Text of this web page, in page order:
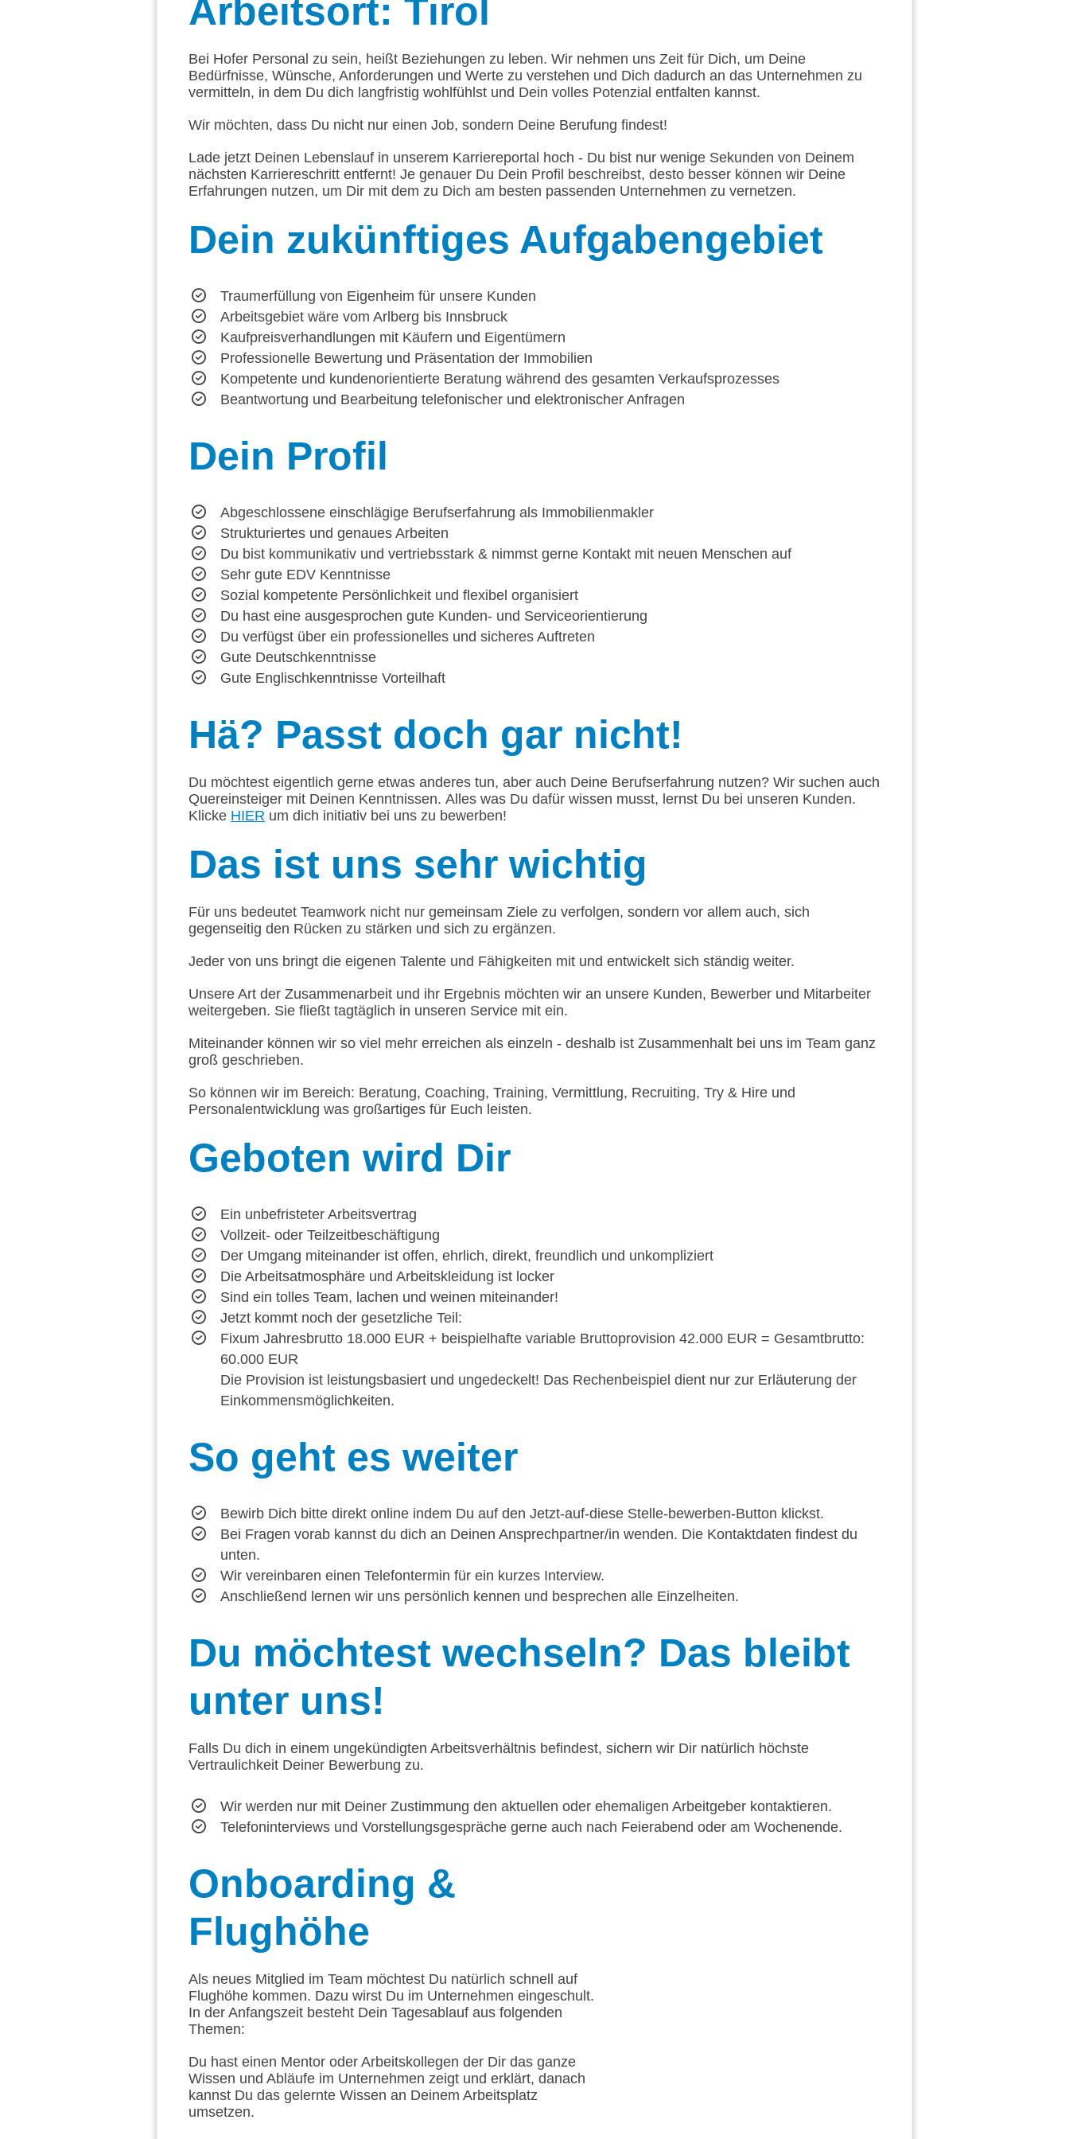
Arbeitsort: Tirol
Bei Hofer Personal zu sein, heißt Beziehungen zu leben. Wir nehmen uns Zeit für Dich, um Deine
Bedürfnisse, Wünsche, Anforderungen und Werte zu verstehen und Dich dadurch an das Unternehmen zu
vermitteln, in dem Du dich langfristig wohlfühlst und Dein volles Potenzial entfalten kannst.
Wir möchten, dass Du nicht nur einen Job, sondern Deine Berufung findest!
Lade jetzt Deinen Lebenslauf in unserem Karriereportal hoch - Du bist nur wenige Sekunden von Deinem
nächsten Karriereschritt entfernt! Je genauer Du Dein Profil beschreibst, desto besser können wir Deine
Erfahrungen nutzen, um Dir mit dem zu Dich am besten passenden Unternehmen zu vernetzen.
Dein zukünftiges Aufgabengebiet
Traumerfüllung von Eigenheim für unsere Kunden
Arbeitsgebiet wäre vom Arlberg bis Innsbruck
Kaufpreisverhandlungen mit Käufern und Eigentümern
Professionelle Bewertung und Präsentation der Immobilien
Kompetente und kundenorientierte Beratung während des gesamten Verkaufsprozesses
Beantwortung und Bearbeitung telefonischer und elektronischer Anfragen
Dein Profil
Abgeschlossene einschlägige Berufserfahrung als Immobilienmakler
Strukturiertes und genaues Arbeiten
Du bist kommunikativ und vertriebsstark & nimmst gerne Kontakt mit neuen Menschen auf
Sehr gute EDV Kenntnisse
Sozial kompetente Persönlichkeit und flexibel organisiert
Du hast eine ausgesprochen gute Kunden- und Serviceorientierung
Du verfügst über ein professionelles und sicheres Auftreten
Gute Deutschkenntnisse
Gute Englischkenntnisse Vorteilhaft
Hä? Passt doch gar nicht!
Du möchtest eigentlich gerne etwas anderes tun, aber auch Deine Berufserfahrung nutzen? Wir suchen auch
Quereinsteiger mit Deinen Kenntnissen. Alles was Du dafür wissen musst, lernst Du bei unseren Kunden.
Klicke HIER um dich initiativ bei uns zu bewerben!
Das ist uns sehr wichtig
Für uns bedeutet Teamwork nicht nur gemeinsam Ziele zu verfolgen, sondern vor allem auch, sich
gegenseitig den Rücken zu stärken und sich zu ergänzen.
Jeder von uns bringt die eigenen Talente und Fähigkeiten mit und entwickelt sich ständig weiter.
Unsere Art der Zusammenarbeit und ihr Ergebnis möchten wir an unsere Kunden, Bewerber und Mitarbeiter
weitergeben. Sie fließt tagtäglich in unseren Service mit ein.
Miteinander können wir so viel mehr erreichen als einzeln - deshalb ist Zusammenhalt bei uns im Team ganz
groß geschrieben.
So können wir im Bereich: Beratung, Coaching, Training, Vermittlung, Recruiting, Try & Hire und
Personalentwicklung was großartiges für Euch leisten.
Geboten wird Dir
Ein unbefristeter Arbeitsvertrag
Vollzeit- oder Teilzeitbeschäftigung
Der Umgang miteinander ist offen, ehrlich, direkt, freundlich und unkompliziert
Die Arbeitsatmosphäre und Arbeitskleidung ist locker
Sind ein tolles Team, lachen und weinen miteinander!
Jetzt kommt noch der gesetzliche Teil:
Fixum Jahresbrutto 18.000 EUR + beispielhafte variable Bruttoprovision 42.000 EUR = Gesamtbrutto:
60.000 EUR
Die Provision ist leistungsbasiert und ungedeckelt! Das Rechenbeispiel dient nur zur Erläuterung der
Einkommensmöglichkeiten.
So geht es weiter
Bewirb Dich bitte direkt online indem Du auf den Jetzt-auf-diese Stelle-bewerben-Button klickst.
Bei Fragen vorab kannst du dich an Deinen Ansprechpartner/in wenden. Die Kontaktdaten findest du
unten.
Wir vereinbaren einen Telefontermin für ein kurzes Interview.
Anschließend lernen wir uns persönlich kennen und besprechen alle Einzelheiten.
Du möchtest wechseln? Das bleibt
unter uns!
Falls Du dich in einem ungekündigten Arbeitsverhältnis befindest, sichern wir Dir natürlich höchste
Vertraulichkeit Deiner Bewerbung zu.
Wir werden nur mit Deiner Zustimmung den aktuellen oder ehemaligen Arbeitgeber kontaktieren.
Telefoninterviews und Vorstellungsgespräche gerne auch nach Feierabend oder am Wochenende.
Onboarding &
Flughöhe
Als neues Mitglied im Team möchtest Du natürlich schnell auf
Flughöhe kommen. Dazu wirst Du im Unternehmen eingeschult.
In der Anfangszeit besteht Dein Tagesablauf aus folgenden
Themen:
Du hast einen Mentor oder Arbeitskollegen der Dir das ganze
Wissen und Abläufe im Unternehmen zeigt und erklärt, danach
kannst Du das gelernte Wissen an Deinem Arbeitsplatz
umsetzen.